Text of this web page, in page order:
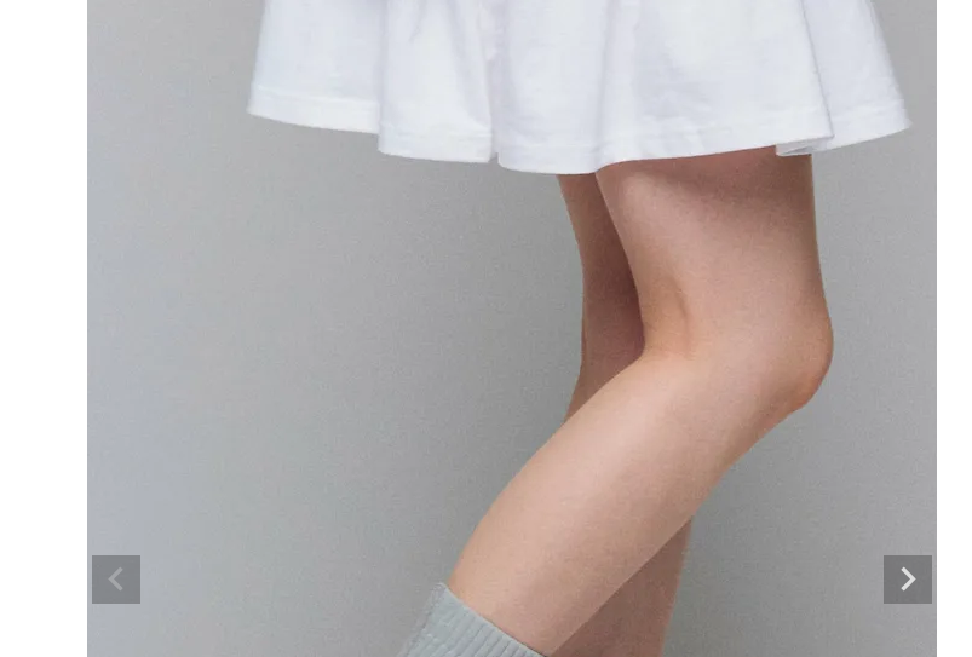
SALE
INFORMATION